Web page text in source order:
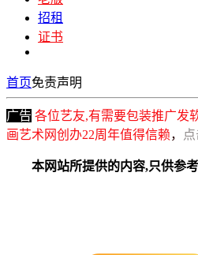
招租
证书
首页免责声明
广告 各位艺友,有需要包装推广发
画艺术网创办22周年值得信赖，
本网站所提供的内容,只供参考